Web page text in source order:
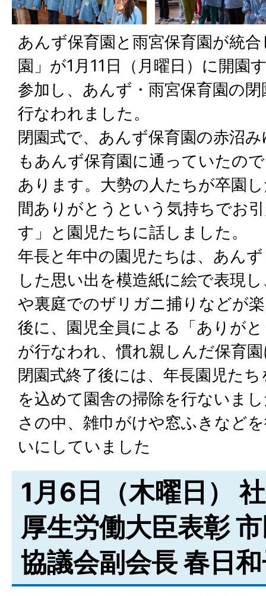
あんず保育園と雨宮保育園が統
園」が1月11日（月曜日）に開園
参加し、あんず・雨宮保育園の
行なわれました。
閉園式で、あんず保育園の赤沼
もあんず保育園に通っていたの
あります。大勢の人たちが卒園
間ありがとうという気持ちでお
す」と園児たちに話しました。
年長と年中の園児たちは、あん
した思い出を模造紙に絵で表現
や裏庭でのザリガニ捕りなどが
後に、園児全員による「ありが
が行なわれ、慣れ親しんだ保育
閉園式終了後には、年長園児た
を込めて園舎の掃除を行ないま
さの中、雑巾がけや窓ふきなど
いにしていました
1月6日（木曜日）
厚生労働大臣表彰
協議会副会長 春日